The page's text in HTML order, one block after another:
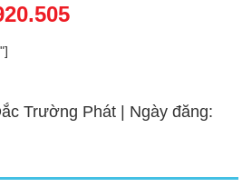
Trường Phát | Ngày đăng: